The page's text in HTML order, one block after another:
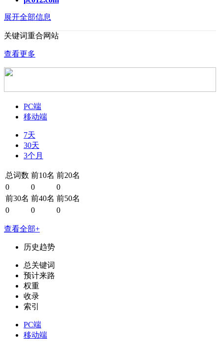
展开全部信息
关键词重合网站
查看更多
PC端
移动端
7天
30天
3个月
总词数 前10名 前20名
0
0
0
前30名 前40名 前50名
0
0 0
查看全部+
历史趋势
总关键词
预计来路
权重
收录
索引
PC端
移动端